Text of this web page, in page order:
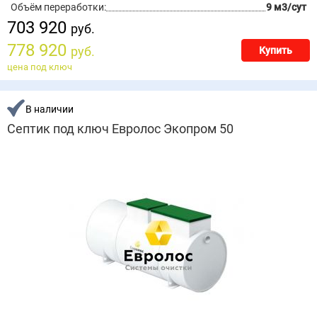
Объём переработки:
9 м3/сут
703 920 руб.
778 920 руб. Купить
цена под ключ
В наличии
Септик под ключ Евролос Экопром 50